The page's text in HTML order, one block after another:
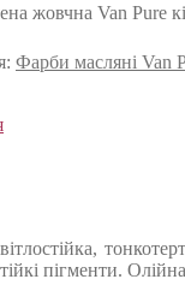
жовчна Van Pure
Фарби масляні Van
пігменти.